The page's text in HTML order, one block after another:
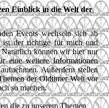
Einblick in die Welt der
Events wechseln sich ab
ist der richtige für mich und
können wir hier nur
eine weitere Informationen
Außerdem stellen
der Oldtimer Welt vor
so machen.
die zu unserem Themen